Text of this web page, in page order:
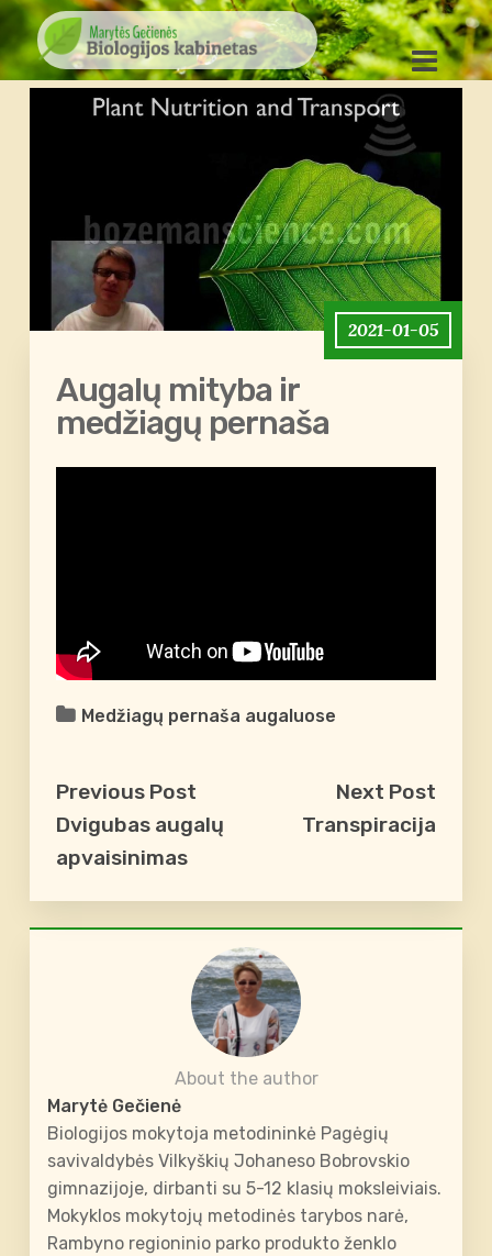
2021-01-05
Augalų mityba ir
medžiagų pernaša
Medžiagų pernaša augaluose
Previous Post
Dvigubas augalų
apvaisinimas
Next Post
Transpiracija
About the author
Marytė Gečienė
Biologijos mokytoja metodininkė Pagėgių
savivaldybės Vilkyškių Johaneso Bobrovskio
gimnazijoje, dirbanti su 5-12 klasių moksleiviais.
Mokyklos mokytojų metodinės tarybos narė,
Rambyno regioninio parko produkto ženklo